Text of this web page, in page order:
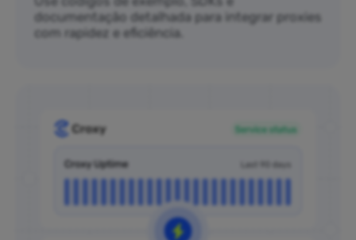
documentação detalhada para integrar proxies
com rapidez e eficiência.